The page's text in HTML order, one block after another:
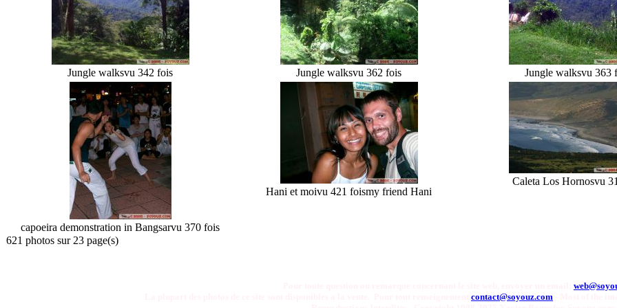
Jungle walksvu 342 fois Jungle walksvu 362 fois Jungle walksvu 363
capoeira demonstration in Bangsarvu 370 fois
Hani et moivu 421 foismy friend Hani
Caleta Los Hornosvu
621 photos sur 23 page(s)
contact@soyouz.com